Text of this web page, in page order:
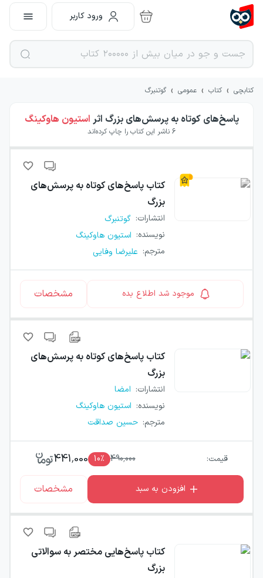
ورود کاربر
کتابچی › کتاب › عمومی › گوتنبرگ
پاسخ‌های کوتاه به پرسش‌های بزرگ اثر استیون هاوکینگ
6 ناشر این کتاب را چاپ کرده‌اند
کتاب پاسخ‌های کوتاه به پرسش‌های
بزرگ
انتشارات: گوتنبرگ
نویسنده: استیون هاوکینگ
مترجم: علیرضا وفایی
موجود شد اطلاع بده مشخصات
کتاب پاسخ‌های کوتاه به پرسش‌های
بزرگ
انتشارات: امضا
نویسنده: استیون هاوکینگ
مترجم: حسین صداقت
قیمت: 490,000
10٪ 441,000
افزودن به سبد مشخصات
کتاب پاسخ‌هایی مختصر به سوالاتی
بزرگ